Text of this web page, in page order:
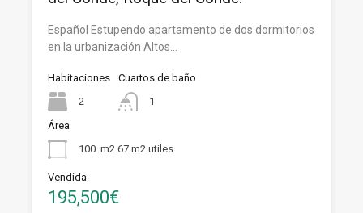
Español Estupendo apartamento de dos dormitorios
en la urbanización Altos…
Habitaciones
2
Cuartos de baño
1
Área
100 m2 67 m2 utiles
Vendida
195,500€